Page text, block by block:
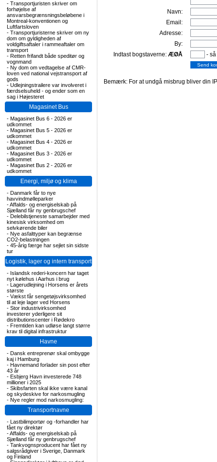
- Transportjuristen skriver om
forhøjelse af
ansvarsbegrænsningsbeløbene i
Montreal-konventionen og
Luftfartsloven
- Transportjuristerne skriver om ny
dom om gyldigheden af
voldgiftsaftaler i rammeaftaler om
transport
- Retten frifandt både speditør og
vognmand
- Ny dom om vedtagelse af CMR-
loven ved national vejstransport af
gods
- Udlejningstrailere var involveret i
færdselsuheld - og ender som en
sag i Højesteret
Magasinet Bus
- Magasinet Bus 6 - 2026 er
udkommet
- Magasinet Bus 5 - 2026 er
udkommet
- Magasinet Bus 4 - 2026 er
udkommet
- Magasinet Bus 3 - 2026 er
udkommet
- Magasinet Bus 2 - 2026 er
udkommet
Energi, miljø og klima
- Danmark får to nye
havvindmølleparker
-Affalds- og energiselskab på
Sjælland får ny genbrugschef
- Delebilstjeneste samarbejder med
kinesisk virksomhed om
selvkørende biler
- Nye asfalttyper kan begrænse
CO2-belastningen
- 45-årig færge har sejlet sin sidste
tur
Logistik, lager og intern transport
- Islandsk rederi-koncern har taget
nyt kølehus i Aarhus i brug
- Lagerudlejning i Horsens er årets
største
- Vækst får sengetøjsvirksomhed
til at leje lager ved Horsens
- Stor industrivirksomhed
investerer yderligere sit
distributionscenter i Rødekro
- Fremtiden kan udløse langt større
krav til digital infrastruktur
Havne
- Dansk entreprenør skal ombygge
kaj i Hamburg
- Havnemand forlader sin post efter
43 år
- Esbjerg Havn investerede 748
millioner i 2025
- Skibsfarten skal ikke være kanal
og skydeskive for narkosmugling
- Nye regler mod narkosmugling:
Transportnavne
- Lastbilimportør og -forhandler har
fået ny direktør
-Affalds- og energiselskab på
Sjælland får ny genbrugschef
- Tankvognsproducent har fået ny
salgsrådgiver i Sverige, Danmark
og Finland
Navn:
Email:
Adresse:
By:
Indtast bogstaverne: ÆØÅ -
Bemærk: For at undgå misbrug bliver din